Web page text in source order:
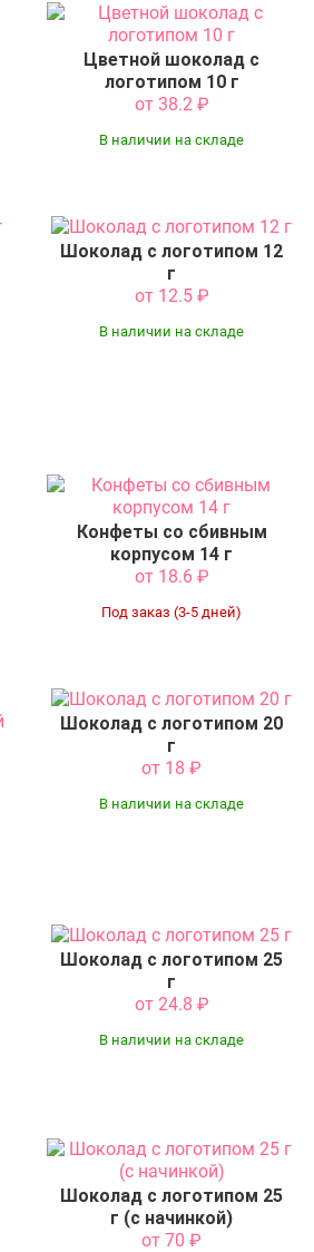
Цветной шоколад с
логотипом 10 г
от 38.2 ₽
В наличии на складе
Шоколад с логотипом 12
г
от 12.5 ₽
В наличии на складе
Конфеты со сбивным
корпусом 14 г
от 18.6 ₽
Под заказ (3-5 дней)
Шоколад с логотипом 20
г
от 18₽
В наличии на складе
Шоколад с логотипом 25
г
от 24.8 ₽
В наличии на складе
Шоколад с логотипом 25
г (с начинкой)
от 70₽